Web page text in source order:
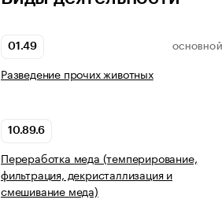
01.49 ОСНОВНОЙ
Разведение прочих животных
10.89.6
Переработка меда (темперирование,
фильтрация, декристаллизация и
смешивание меда)